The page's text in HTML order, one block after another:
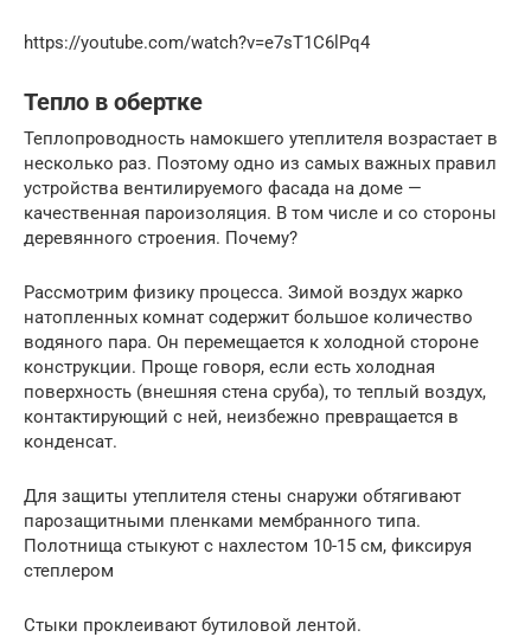
https://youtube.com/watch?v=e7sT1C6lPq4
Тепло в обертке
Теплопроводность намокшего утеплителя возрастает в
несколько раз. Поэтому одно из самых важных правил
устройства вентилируемого фасада на доме —
качественная пароизоляция. В том числе и со стороны
деревянного строения. Почему?
Рассмотрим физику процесса. Зимой воздух жарко
натопленных комнат содержит большое количество
водяного пара. Он перемещается к холодной стороне
конструкции. Проще говоря, если есть холодная
поверхность (внешняя стена сруба), то теплый воздух,
контактирующий с ней, неизбежно превращается в
конденсат.
Для защиты утеплителя стены снаружи обтягивают
парозащитными пленками мембранного типа.
Полотнища стыкуют с нахлестом 10-15 см, фиксируя
степлером
Стыки проклеивают бутиловой лентой.